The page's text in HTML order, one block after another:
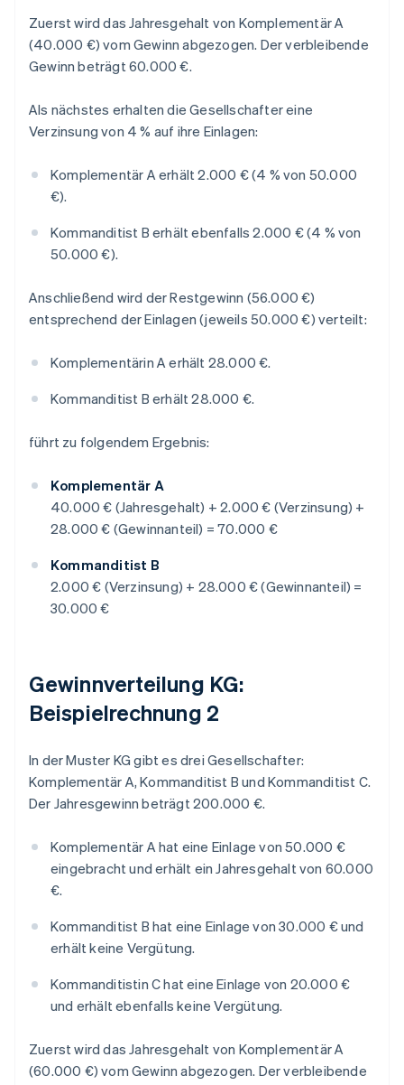
Zuerst wird das Jahresgehalt von Komplementär A
(40.000 €) vom Gewinn abgezogen. Der verbleibende
Gewinn beträgt 60.000 €.
Als nächstes erhalten die Gesellschafter eine
Verzinsung von 4 % auf ihre Einlagen:
Komplementär A erhält 2.000 € (4 % von 50.000
€).
Kommanditist B erhält ebenfalls 2.000 € (4 % von
50.000 €).
Anschließend wird der Restgewinn (56.000 €)
entsprechend der Einlagen (jeweils 50.000 €) verteilt:
Komplementärin A erhält 28.000 €.
Kommanditist B erhält 28.000 €.
führt zu folgendem Ergebnis:
Komplementär A
40.000 € (Jahresgehalt) + 2.000 € (Verzinsung) +
28.000 € (Gewinnanteil) = 70.000 €
Kommanditist B
2.000 € (Verzinsung) + 28.000 € (Gewinnanteil) =
30.000 €
Gewinnverteilung KG:
Beispielrechnung 2
In der Muster KG gibt es drei Gesellschafter:
Komplementär A, Kommanditist B und Kommanditist C.
Der Jahresgewinn beträgt 200.000 €.
Komplementär A hat eine Einlage von 50.000 €
eingebracht und erhält ein Jahresgehalt von 60.000
€.
Kommanditist B hat eine Einlage von 30.000 € und
erhält keine Vergütung.
Kommanditistin C hat eine Einlage von 20.000 €
und erhält ebenfalls keine Vergütung.
Zuerst wird das Jahresgehalt von Komplementär A
(60.000 €) vom Gewinn abgezogen. Der verbleibende